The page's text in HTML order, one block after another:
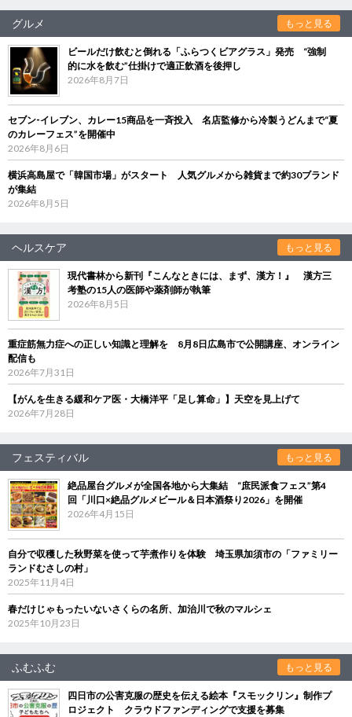
グルメ もっと見る
ビールだけ飲むと倒れる「ふらつくビアグラス」発売 “強制
的に水を飲む”仕掛けで適正飲酒を後押し
2026年8月7日
セブン‐イレブン、カレー15商品を一斉投入 名店監修から冷製うどんまで“夏
のカレーフェス”を開催中
2026年8月6日
横浜高島屋で「韓国市場」がスタート 人気グルメから雑貨まで約30ブランド
が集結
2026年8月5日
ヘルスケア もっと見る
現代書林から新刊『こんなときには、まず、漢方！』 漢方三
考塾の15人の医師や薬剤師が執筆
2026年8月5日
重症筋無力症への正しい知識と理解を 8月8日広島市で公開講座、オンライン
配信も
2026年7月31日
【がんを生きる緩和ケア医・大橋洋平「足し算命」】天空を見上げて
2026年7月28日
フェスティバル もっと見る
絶品屋台グルメが全国各地から大集結 “庶民派食フェス”第4
回「川口×絶品グルメビール＆日本酒祭り2026」を開催
2026年4月15日
自分で収穫した秋野菜を使って芋煮作りを体験 埼玉県加須市の「ファミリー
ランドむさしの村」
2025年11月4日
春だけじゃもったいないさくらの名所、加治川で秋のマルシェ
2025年10月23日
ふむふむ もっと見る
四日市の公害克服の歴史を伝える絵本『スモックリン』制作プ
ロジェクト クラウドファンディングで支援を募集